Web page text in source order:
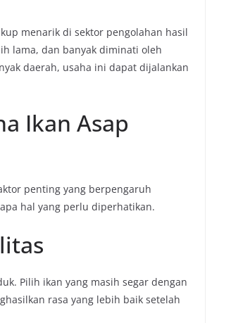
menarik di sektor pengolahan hasil
lama, dan banyak diminati oleh
daerah, usaha ini dapat dijalankan
Ikan Asap
penting yang berpengaruh
hal yang perlu diperhatikan.
Pilih ikan yang masih segar dengan
rasa yang lebih baik setelah